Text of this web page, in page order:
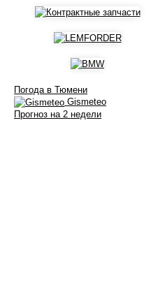
Погода в Тюмени
Gismeteo
Прогноз на 2 недели